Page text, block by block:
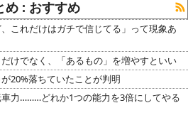
め : おすすめ
これだけはガチで信じてる」って現象あ
けでなく、「あるもの」を増やすといい
20%落ちていたことが判明
力………どれか1つの能力を3倍にしてやる